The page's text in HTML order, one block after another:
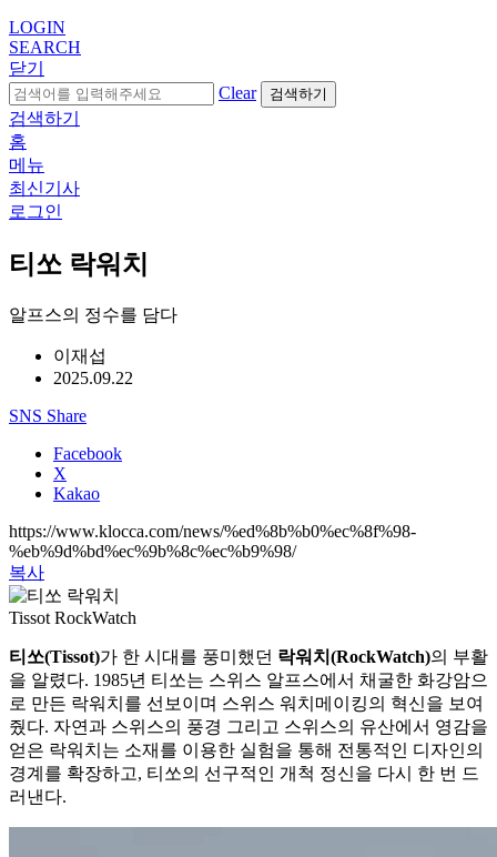
LOGIN
SEARCH
닫기
Clear
검색하기
검색하기
홈
메뉴
최신기사
로그인
티쏘 락워치
알프스의 정수를 담다
이재섭
2025.09.22
SNS Share
Facebook
X
Kakao
https://www.klocca.com/news/%ed%8b%b0%ec%8f%98-
%eb%9d%bd%ec%9b%8c%ec%b9%98/
복사
Tissot RockWatch
티쏘(Tissot)가 한 시대를 풍미했던 락워치(RockWatch)의 부활
을 알렸다. 1985년 티쏘는 스위스 알프스에서 채굴한 화강암으
로 만든 락워치를 선보이며 스위스 워치메이킹의 혁신을 보여
줬다. 자연과 스위스의 풍경 그리고 스위스의 유산에서 영감을
얻은 락워치는 소재를 이용한 실험을 통해 전통적인 디자인의
경계를 확장하고, 티쏘의 선구적인 개척 정신을 다시 한 번 드
러낸다.